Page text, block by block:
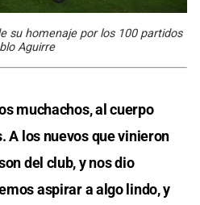
su homenaje por los 100 partidos
Aguirre
muchachos, al cuerpo
A los nuevos que vinieron
del club, y nos dio
aspirar a algo lindo, y